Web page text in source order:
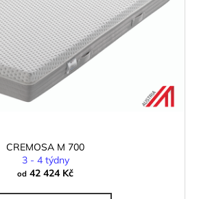
CREMOSA M 700
3 - 4 týdny
od 42 424 Kč